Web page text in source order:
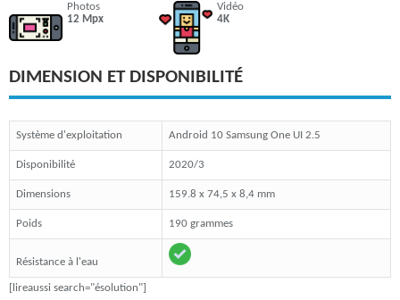
Photos
12 Mpx
Vidéo
4K
DIMENSION ET DISPONIBILITÉ
Système d'exploitation Android 10 Samsung One UI 2.5
Disponibilité 2020/3
Dimensions 159.8 x 74,5 x 8,4 mm
Poids 190 grammes
Résistance à l'eau
[lireaussi search="ésolution"]